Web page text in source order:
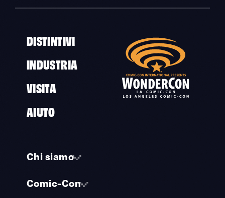
DISTINTIVI
INDUSTRIA
VISITA
AIUTO
Chi siamo
Comic-Con